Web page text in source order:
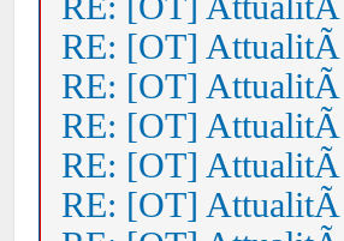
RE: [OT]
RE: [OT]
RE: [OT]
RE: [OT]
RE: [OT]